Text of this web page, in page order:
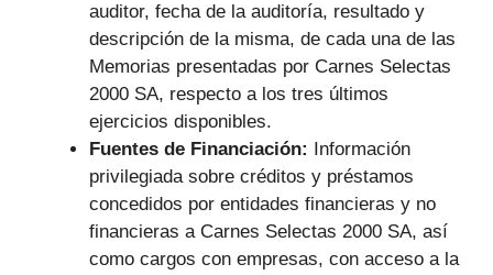
auditor, fecha de la auditoría, resultado y
descripción de la misma, de cada una de las
Memorias presentadas por Carnes Selectas
2000 SA, respecto a los tres últimos
ejercicios disponibles.
Fuentes de Financiación: Información
privilegiada sobre créditos y préstamos
concedidos por entidades financieras y no
financieras a Carnes Selectas 2000 SA, así
como cargos con empresas, con acceso a la